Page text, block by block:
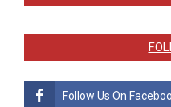
Follow Us On